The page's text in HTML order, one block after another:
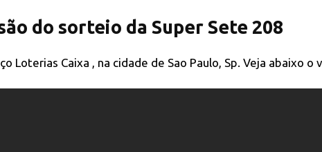
do sorteio da Super Sete 208
Loterias Caixa , na cidade de Sao Paulo, Sp. Veja abaixo o